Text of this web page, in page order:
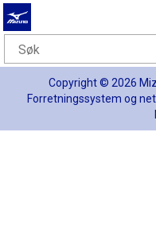
Copyright © 2026
Forretningssystem og